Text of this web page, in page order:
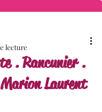
. Rancunier .
Laurent
lecture